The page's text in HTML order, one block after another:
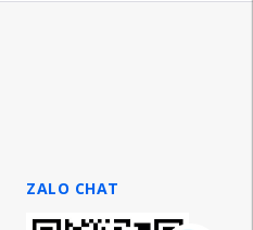
ZALO CHAT